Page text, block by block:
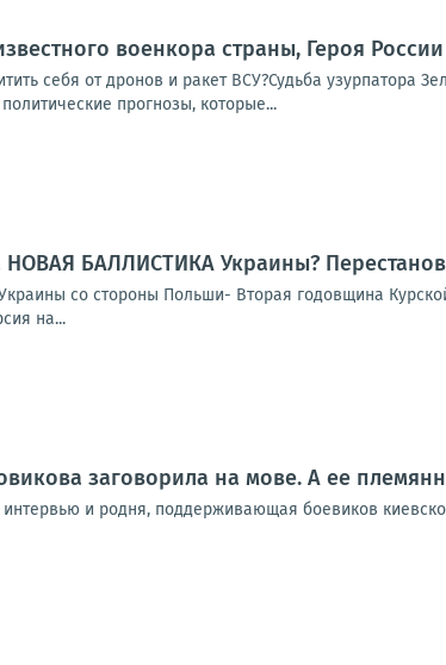
военкора страны, Героя
себя от дронов и ракет ВСУ?Судьба узурпатора
прогнозы, которые...
БАЛЛИСТИКА Украины?
со стороны Польши- Вторая годовщина
на...
заговорила на мове. А ее
и родня, поддерживающая боевиков